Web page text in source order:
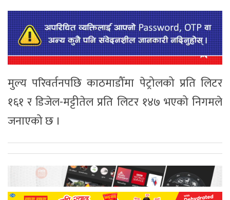
मुल्य परिवर्तनपछि काठमाडौँमा पेट्रोलको प्रति लिटर
१६१ र डिजेल-मट्टीतेल प्रति लिटर १४७ भएको निगमले
जनाएको छ ।